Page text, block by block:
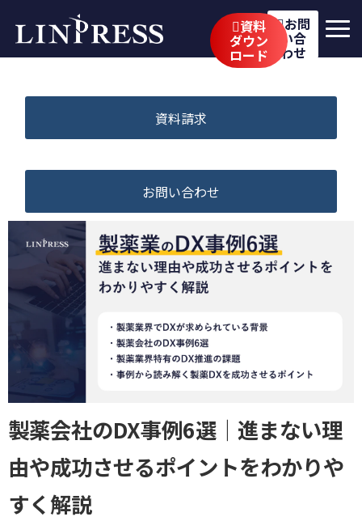
資料
ダウン
ロード
お問
い合
わせ
サービス
イベント・セミナー
ブログ
企業情報
採用情報
資料請求
お問い合わせ
製薬会社のDX事例6選｜進まない理
由や成功させるポイントをわかりや
すく解説